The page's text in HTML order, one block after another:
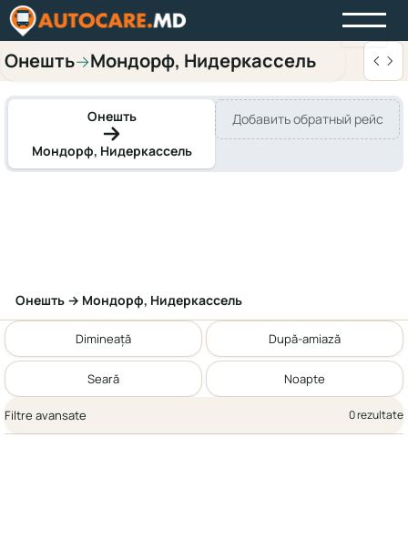
Онешть→Мондорф, Нидеркассель
Онешть
Мондорф, Нидеркассель
Добавить обратный рейс
Онешть → Мондорф, Нидеркассель
Dimineață După-amiază
Seară Noapte
Filtre avansate 0 rezultate